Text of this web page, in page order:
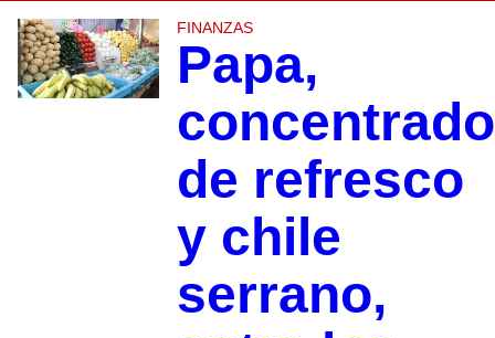
FINANZAS
Papa,
de refresco
y chile
serrano,